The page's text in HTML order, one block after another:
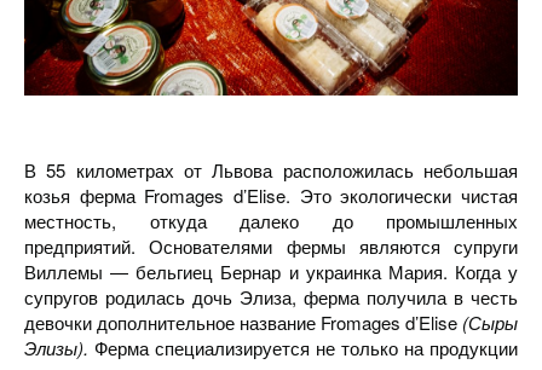
В 55 километрах от Львова расположилась небольшая
козья ферма Fromages d’Elise. Это экологически чистая
местность, откуда далеко до промышленных
предприятий. Основателями фермы являются супруги
Виллемы — бельгиец Бернар и украинка Мария. Когда у
супругов родилась дочь Элиза, ферма получила в честь
девочки дополнительное название Fromages d’Elise (Сыры
Элизы). Ферма специализируется не только на продукции